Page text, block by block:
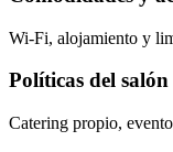
Wi-Fi, alojamiento y
Políticas del salón
Catering propio,